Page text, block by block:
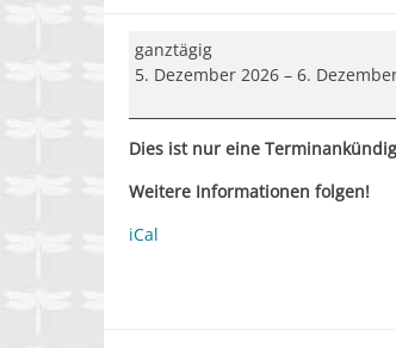
Landeslehrgang
zur
2026
ganztägig
5. Dezember 2026 – 6.
Dies ist nur eine
Weitere Informationen folgen!
iCal